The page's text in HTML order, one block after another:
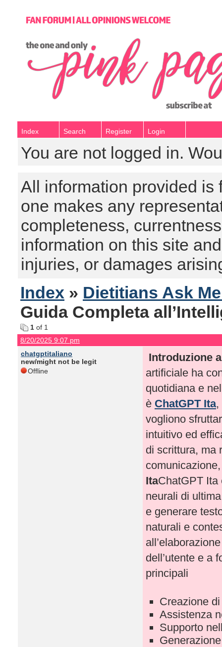
Index Search Register Login
You are not logged in.
All information provided is
one makes any
completeness,
information on this site
injuries, or damages
Index » Dietitians Ask
Guida Completa
1 of 1
8/20/2025 9:07 pm
chatgptitaliano
new/might not be legit
Offline
Introduzione
artificiale ha
quotidiana e
è ChatGPT Ita,
vogliono
intuitivo ed
di scrittura, ma
ItaChatGPT Ita
neurali di
e generare
naturali e
dell’utente e a
principali
Creazione
Assistenza
Supporto